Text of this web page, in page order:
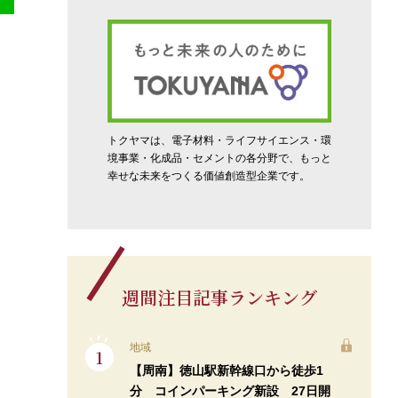
トクヤマは、電子材料・ライフサイエンス・環
境事業・化成品・セメントの各分野で、もっと
幸せな未来をつくる価値創造型企業です。
週間注目記事ランキング
地域
【周南】徳山駅新幹線口から徒歩1
分 コインパーキング新設 27日開